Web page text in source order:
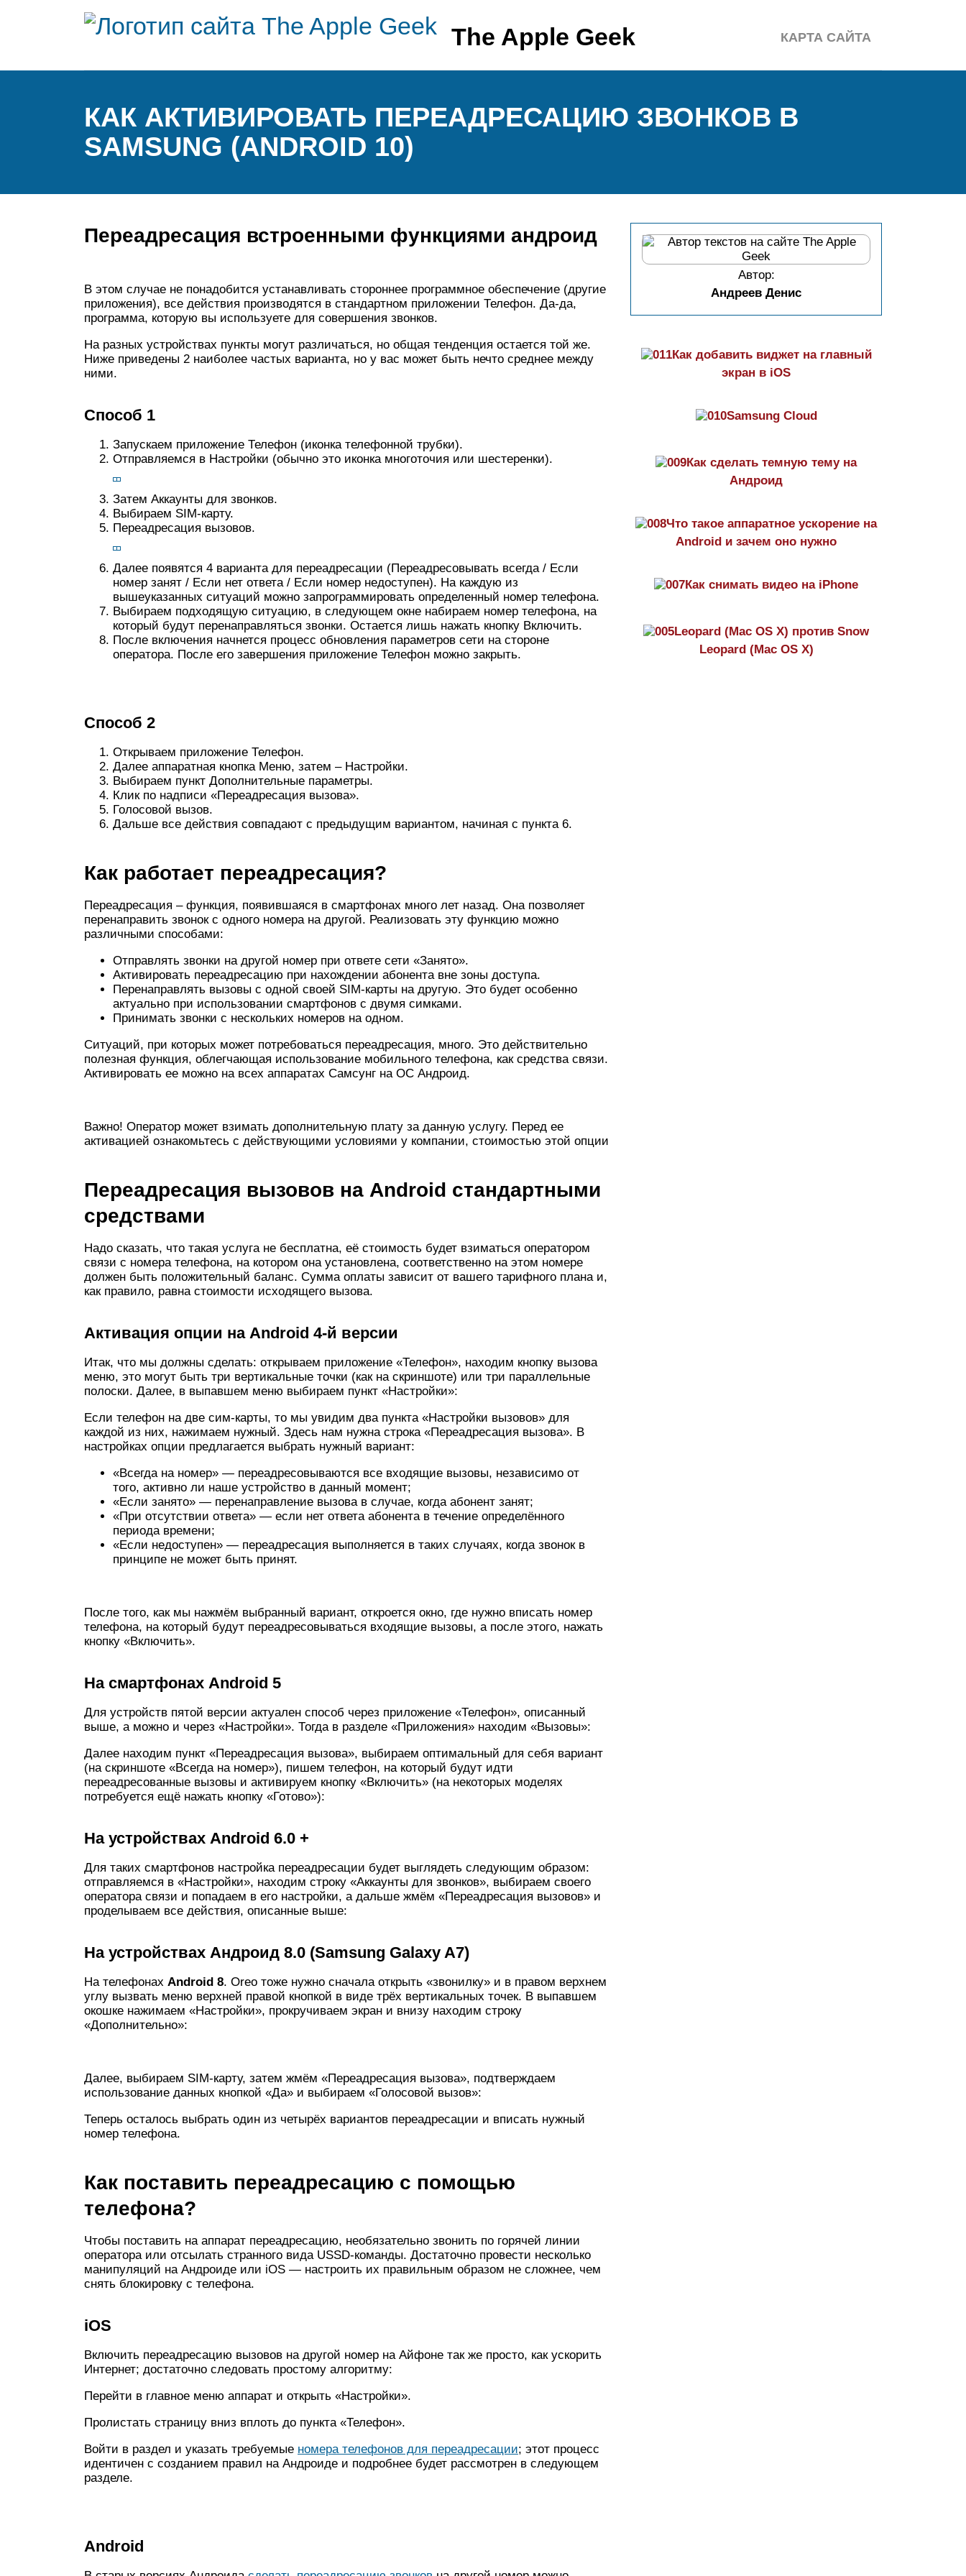
The Apple Geek КАРТА САЙТА
КАК АКТИВИРОВАТЬ ПЕРЕАДРЕСАЦИЮ ЗВОНКОВ В
SAMSUNG (ANDROID 10)
Переадресация встроенными функциями андроид
В этом случае не понадобится устанавливать стороннее программное обеспечение (другие
приложения), все действия производятся в стандартном приложении Телефон. Да-да,
программа, которую вы используете для совершения звонков.
На разных устройствах пункты могут различаться, но общая тенденция остается той же.
Ниже приведены 2 наиболее частых варианта, но у вас может быть нечто среднее между
ними.
Способ 1
Запускаем приложение Телефон (иконка телефонной трубки).
Отправляемся в Настройки (обычно это иконка многоточия или шестеренки).
Затем Аккаунты для звонков.
Выбираем SIM-карту.
Переадресация вызовов.
Далее появятся 4 варианта для переадресации (Переадресовывать всегда / Если
номер занят / Если нет ответа / Если номер недоступен). На каждую из
вышеуказанных ситуаций можно запрограммировать определенный номер телефона.
Выбираем подходящую ситуацию, в следующем окне набираем номер телефона, на
который будут перенаправляться звонки. Остается лишь нажать кнопку Включить.
После включения начнется процесс обновления параметров сети на стороне
оператора. После его завершения приложение Телефон можно закрыть.
Способ 2
Открываем приложение Телефон.
Далее аппаратная кнопка Меню, затем – Настройки.
Выбираем пункт Дополнительные параметры.
Клик по надписи «Переадресация вызова».
Голосовой вызов.
Дальше все действия совпадают с предыдущим вариантом, начиная с пункта 6.
Как работает переадресация?
Переадресация – функция, появившаяся в смартфонах много лет назад. Она позволяет
перенаправить звонок с одного номера на другой. Реализовать эту функцию можно
различными способами:
Отправлять звонки на другой номер при ответе сети «Занято».
Активировать переадресацию при нахождении абонента вне зоны доступа.
Перенаправлять вызовы с одной своей SIM-карты на другую. Это будет особенно
актуально при использовании смартфонов с двумя симками.
Принимать звонки с нескольких номеров на одном.
Ситуаций, при которых может потребоваться переадресация, много. Это действительно
полезная функция, облегчающая использование мобильного телефона, как средства связи.
Активировать ее можно на всех аппаратах Самсунг на ОС Андроид.
Важно! Оператор может взимать дополнительную плату за данную услугу. Перед ее
активацией ознакомьтесь с действующими условиями у компании, стоимостью этой опции
Переадресация вызовов на Android стандартными
средствами
Надо сказать, что такая услуга не бесплатна, её стоимость будет взиматься оператором
связи с номера телефона, на котором она установлена, соответственно на этом номере
должен быть положительный баланс. Сумма оплаты зависит от вашего тарифного плана и,
как правило, равна стоимости исходящего вызова.
Активация опции на Android 4-й версии
Итак, что мы должны сделать: открываем приложение «Телефон», находим кнопку вызова
меню, это могут быть три вертикальные точки (как на скриншоте) или три параллельные
полоски. Далее, в выпавшем меню выбираем пункт «Настройки»:
Если телефон на две сим-карты, то мы увидим два пункта «Настройки вызовов» для
каждой из них, нажимаем нужный. Здесь нам нужна строка «Переадресация вызова». В
настройках опции предлагается выбрать нужный вариант:
«Всегда на номер» — переадресовываются все входящие вызовы, независимо от
того, активно ли наше устройство в данный момент;
«Если занято» — перенаправление вызова в случае, когда абонент занят;
«При отсутствии ответа» — если нет ответа абонента в течение определённого
периода времени;
«Если недоступен» — переадресация выполняется в таких случаях, когда звонок в
принципе не может быть принят.
После того, как мы нажмём выбранный вариант, откроется окно, где нужно вписать номер
телефона, на который будут переадресовываться входящие вызовы, а после этого, нажать
кнопку «Включить».
На смартфонах Android 5
Для устройств пятой версии актуален способ через приложение «Телефон», описанный
выше, а можно и через «Настройки». Тогда в разделе «Приложения» находим «Вызовы»:
Далее находим пункт «Переадресация вызова», выбираем оптимальный для себя вариант
(на скриншоте «Всегда на номер»), пишем телефон, на который будут идти
переадресованные вызовы и активируем кнопку «Включить» (на некоторых моделях
потребуется ещё нажать кнопку «Готово»):
На устройствах Android 6.0 +
Для таких смартфонов настройка переадресации будет выглядеть следующим образом:
отправляемся в «Настройки», находим строку «Аккаунты для звонков», выбираем своего
оператора связи и попадаем в его настройки, а дальше жмём «Переадресация вызовов» и
проделываем все действия, описанные выше:
На устройствах Андроид 8.0 (Samsung Galaxy A7)
На телефонах Android 8. Oreo тоже нужно сначала открыть «звонилку» и в правом верхнем
углу вызвать меню верхней правой кнопкой в виде трёх вертикальных точек. В выпавшем
окошке нажимаем «Настройки», прокручиваем экран и внизу находим строку
«Дополнительно»:
Далее, выбираем SIM-карту, затем жмём «Переадресация вызова», подтверждаем
использование данных кнопкой «Да» и выбираем «Голосовой вызов»:
Теперь осталось выбрать один из четырёх вариантов переадресации и вписать нужный
номер телефона.
Как поставить переадресацию с помощью
телефона?
Чтобы поставить на аппарат переадресацию, необязательно звонить по горячей линии
оператора или отсылать странного вида USSD-команды. Достаточно провести несколько
манипуляций на Андроиде или iOS — настроить их правильным образом не сложнее, чем
снять блокировку с телефона.
iOS
Включить переадресацию вызовов на другой номер на Айфоне так же просто, как ускорить
Интернет; достаточно следовать простому алгоритму:
Перейти в главное меню аппарат и открыть «Настройки».
Пролистать страницу вниз вплоть до пункта «Телефон».
Войти в раздел и указать требуемые номера телефонов для переадресации; этот процесс
идентичен с созданием правил на Андроиде и подробнее будет рассмотрен в следующем
разделе.
Android
Автор:
Андреев Денис
Как добавить виджет на главный
экран в iOS
Samsung Cloud
Как сделать темную тему на
Aндроид
Что такое аппаратное ускорение на
Android и зачем оно нужно
Как снимать видео на iPhone
Leopard (Mac OS X) против Snow
Leopard (Mac OS X)